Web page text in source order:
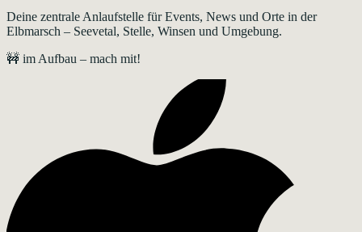
Deine zentrale Anlaufstelle für Events, News und Orte in der
Elbmarsch – Seevetal, Stelle, Winsen und Umgebung.
🚧 im Aufbau – mach mit!